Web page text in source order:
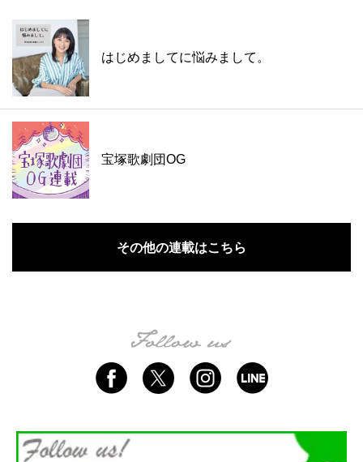
はじめましてに悩みまして。
宝塚歌劇団OG
その他の連載はこちら